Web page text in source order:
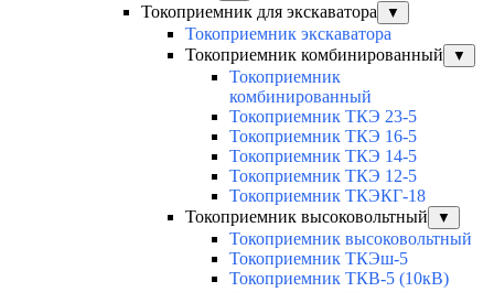
Токоприемник для экскаватора ▼
Токоприемник экскаватора
Токоприемник комбинированный
▼
Токоприемник
комбинированный
Токоприемник ТКЭ 23-5
Токоприемник ТКЭ 16-5
Токоприемник ТКЭ 14-5
Токоприемник ТКЭ 12-5
Токоприемник ТКЭКГ-18
Токоприемник высоковольтный
▼
Токоприемник высоковольтный
Токоприемник ТКЭш-5
Токоприемник ТКВ-5 (10кВ)